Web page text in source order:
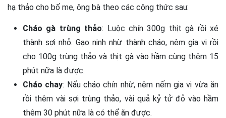
hạ thảo cho bố mẹ, ông bà theo các công thức sau:
Cháo gà trùng thảo: Luộc chín 300g thịt gà rồi xé
thành sợi nhỏ. Gạo ninh nhừ thành cháo, nêm gia vị rồi
cho 100g trùng thảo và thịt gà vào hầm cùng thêm 15
phút nữa là được.
Cháo chay: Nấu cháo chín nhừ, nêm nếm gia vị vừa ăn
rồi thêm vài sợi trùng thảo, vài quả kỷ tử đỏ vào hầm
thêm 30 phút nữa là có thể ăn được.